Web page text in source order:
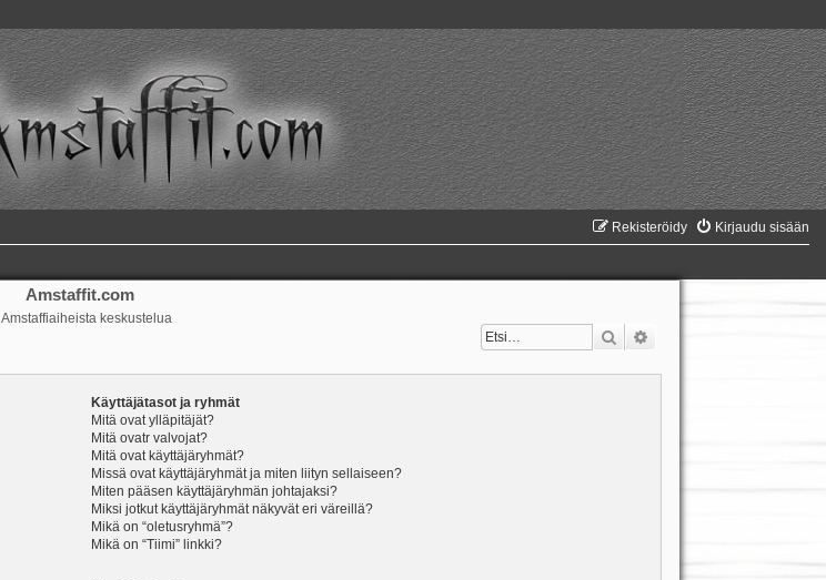
Kirjaudu sisään
Rekisteröidy
Amstaffit.com
Amstaffiaiheista keskustelua
Etsi
Käyttäjätasot ja ryhmät
Mitä ovat ylläpitäjät?
Mitä ovatr valvojat?
Mitä ovat käyttäjäryhmät?
Missä ovat käyttäjäryhmät ja miten liityn sellaiseen?
Miten pääsen käyttäjäryhmän johtajaksi?
Miksi jotkut käyttäjäryhmät näkyvät eri väreillä?
Mikä on “oletusryhmä”?
Mikä on “Tiimi” linkki?